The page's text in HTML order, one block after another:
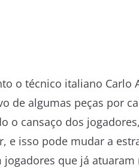
o técnico italiano
de algumas peças por
o cansaço dos
e isso pode mudar a
que já